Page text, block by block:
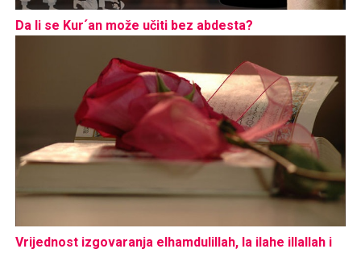
Da li se Kur´an može učiti bez abdesta?
Vrijednost izgovaranja elhamdulillah, la ilahe illallah i